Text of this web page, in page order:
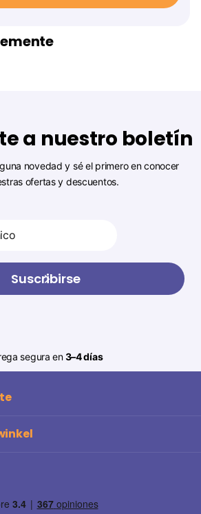
a nuestro boletín
novedad y sé el primero en conocer
ofertas y descuentos.
Suscribirse
segura en3–4 días